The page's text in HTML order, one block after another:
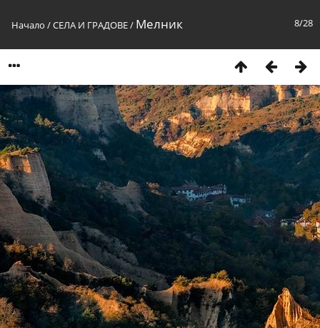
8/28
Начало /СЕЛА И ГРАДОВЕ/ Мелник